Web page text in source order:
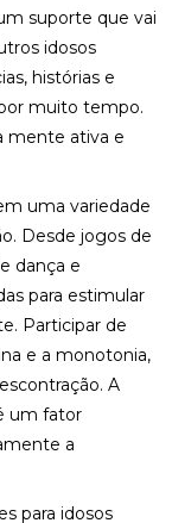
suporte que vai
idosos
histórias e
muito tempo.
mente ativa e
uma variedade
Desde jogos de
dança e
para estimular
Participar de
e a monotonia,
A
um fator
a
para idosos